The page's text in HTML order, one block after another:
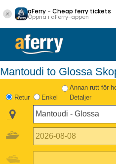
aFerry - Cheap ferry tickets
Öppna i aFerry-appen
Mantoudi to Glossa
Retur Enkel
Annan rutt för
Detaljer